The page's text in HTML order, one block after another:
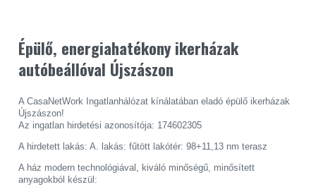
Épülő, energiahatékony ikerházak
autóbeállóval Újszászon
A CasaNetWork Ingatlanhálózat kínálatában eladó épülő ikerházak
Újszászon!
Az ingatlan hirdetési azonosítója: 174602305
A hirdetett lakás: A. lakás: fűtött lakótér: 98+11,13 nm terasz
A ház modern technológiával, kiváló minőségű, minősített
anyagokból készül: